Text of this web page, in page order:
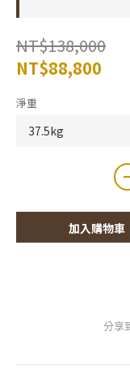
NT$138,000
NT$88,800
淨重
加入購物車
分享